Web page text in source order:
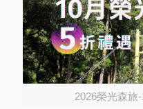
2026榮光森旅